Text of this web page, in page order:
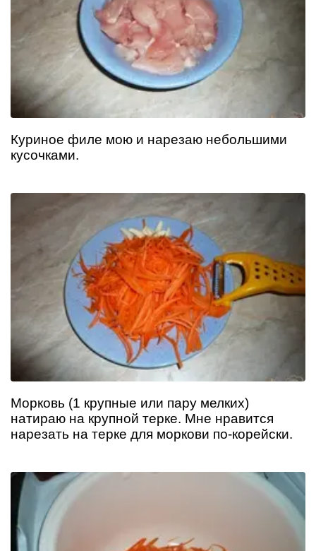
Куриное филе мою и нарезаю небольшими
кусочками.
Морковь (1 крупные или пару мелких)
натираю на крупной терке. Мне нравится
нарезать на терке для моркови по-корейски.